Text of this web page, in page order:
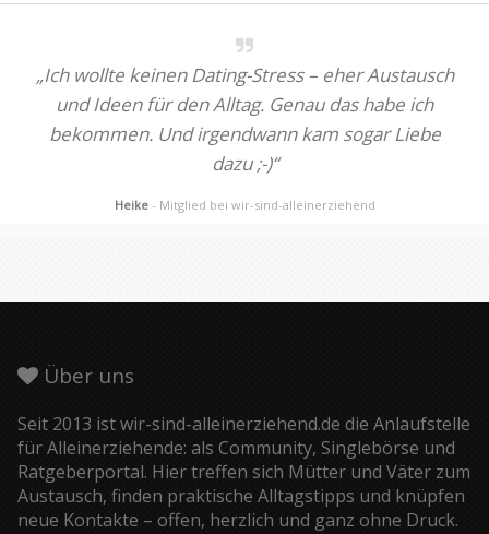
„Ich wollte keinen Dating-Stress – eher Austausch
und Ideen für den Alltag. Genau das habe ich
bekommen. Und irgendwann kam sogar Liebe
dazu ;-)“
Heike - Mitglied bei wir-sind-alleinerziehend
Über uns
Seit 2013 ist wir-sind-alleinerziehend.de die Anlaufstelle
für Alleinerziehende: als Community, Singlebörse und
Ratgeberportal. Hier treffen sich Mütter und Väter zum
Austausch, finden praktische Alltagstipps und knüpfen
neue Kontakte – offen, herzlich und ganz ohne Druck.